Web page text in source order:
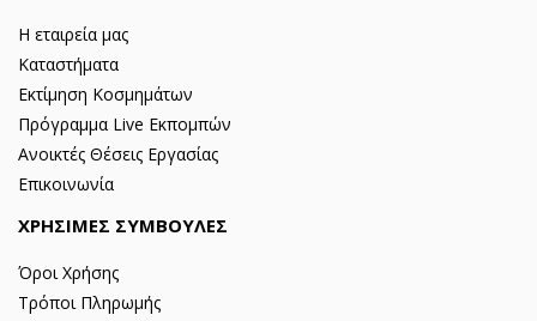
Η εταιρεία μας
Καταστήματα
Εκτίμηση Κοσμημάτων
Πρόγραμμα Live Εκπομπών
Ανοικτές Θέσεις Εργασίας
Επικοινωνία
ΧΡΗΣΙΜΕΣ ΣΥΜΒΟΥΛΕΣ
Όροι Χρήσης
Τρόποι Πληρωμής